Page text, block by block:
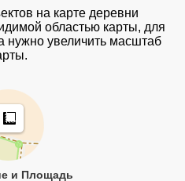
на карте деревни
областью карты, для
нужно увеличить масштаб
и Площадь